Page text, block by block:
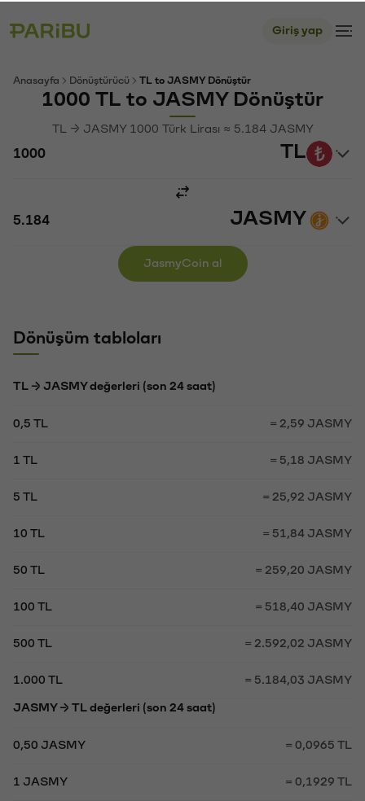
Giriş yap
Anasayfa Dönüştürücü TL to JASMY Dönüştür
1000 TL to JASMY Dönüştür
TL → JASMY 1000 Türk Lirası ≈ 5.184 JASMY
TL
JASMY
JasmyCoin al
Dönüşüm tabloları
TL → JASMY değerleri (son 24 saat)
0,5 TL = 2,59 JASMY
1 TL = 5,18 JASMY
5 TL = 25,92 JASMY
10 TL = 51,84 JASMY
50 TL = 259,20 JASMY
100 TL = 518,40 JASMY
500 TL = 2.592,02 JASMY
1.000 TL = 5.184,03 JASMY
JASMY → TL değerleri (son 24 saat)
0,50 JASMY = 0,0965 TL
1 JASMY = 0,1929 TL